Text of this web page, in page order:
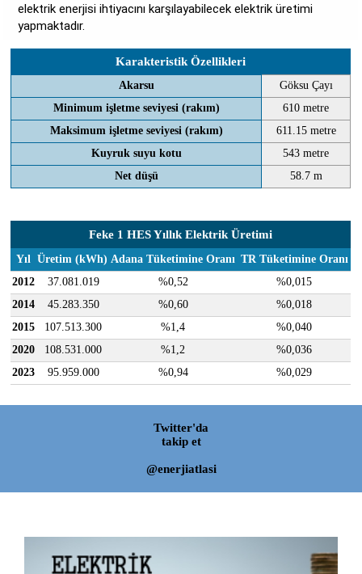
elektrik enerjisi ihtiyacını karşılayabilecek elektrik üretimi
yapmaktadır.
Karakteristik Özellikleri
Akarsu
Göksu Çayı
Minimum işletme seviyesi (rakım)
610 metre
Maksimum işletme seviyesi (rakım)
611.15 metre
Kuyruk suyu kotu
543 metre
Net düşü
58.7 m
Feke 1 HES Yıllık Elektrik Üretimi
Yıl Üretim (kWh) Adana Tüketimine Oranı TR Tüketimine Oranı
2012
37.081.019 %0,52
%0,015
2014
45.283.350 %0,60
%0,018
2015
107.513.300 %1,4
%0,040
2020
108.531.000 %1,2
%0,036
2023
95.959.000 %0,94 %0,029
Twitter'da
takip et
@enerjiatlasi